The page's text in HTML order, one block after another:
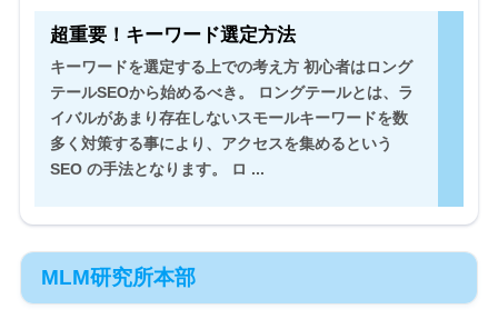
超重要！キーワード選定方法
キーワードを選定する上での考え方 初心者はロング
テールSEOから始めるべき。 ロングテールとは、ラ
イバルがあまり存在しないスモールキーワードを数
多く対策する事により、アクセスを集めるという
SEO の手法となります。 ロ ...
MLM研究所本部